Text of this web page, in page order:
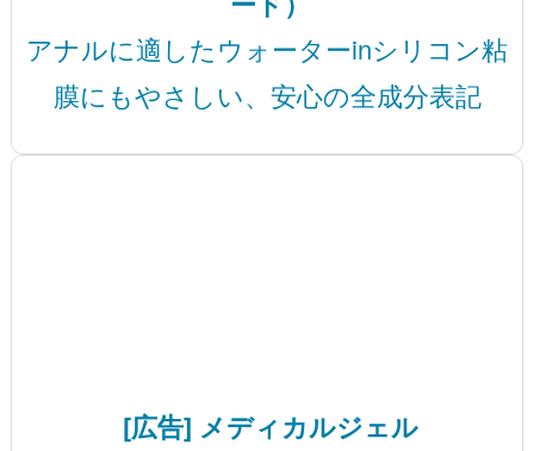
アナルに適したウォーターinシリコン粘
膜にもやさしい、安心の全成分表記
[広告] メディカルジェル